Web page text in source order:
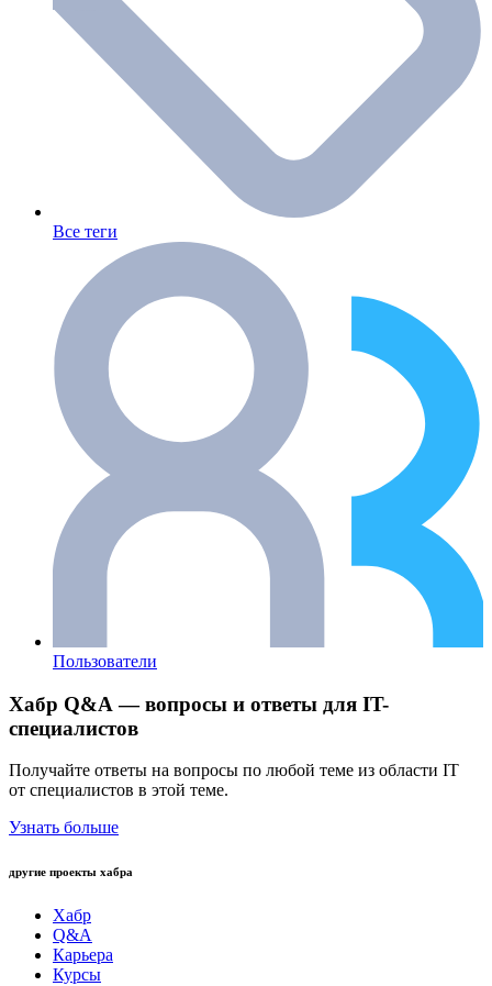
Все теги
Пользователи
Хабр Q&A — вопросы и ответы для IT-
специалистов
Получайте ответы на вопросы по любой теме из области IT
от специалистов в этой теме.
Узнать больше
другие проекты хабра
Хабр
Q&A
Карьера
Курсы